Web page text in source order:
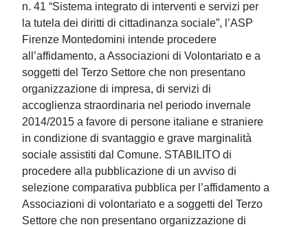
n. 41 “Sistema integrato di interventi e servizi per
la tutela dei diritti di cittadinanza sociale”, l’ASP
Firenze Montedomini intende procedere
all’affidamento, a Associazioni di Volontariato e a
soggetti del Terzo Settore che non presentano
organizzazione di impresa, di servizi di
accoglienza straordinaria nel periodo invernale
2014/2015 a favore di persone italiane e straniere
in condizione di svantaggio e grave marginalità
sociale assistiti dal Comune. STABILITO di
procedere alla pubblicazione di un avviso di
selezione comparativa pubblica per l’affidamento a
Associazioni di volontariato e a soggetti del Terzo
Settore che non presentano organizzazione di